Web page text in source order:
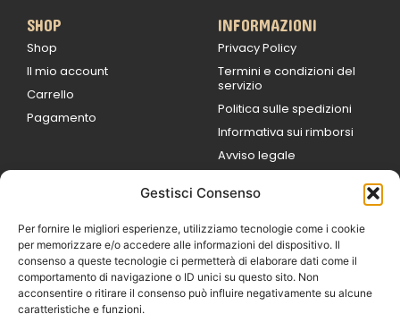
Gestisci Consenso
Per fornire le migliori esperienze, utilizziamo tecnologie come i cookie
per memorizzare e/o accedere alle informazioni del dispositivo. Il
consenso a queste tecnologie ci permetterà di elaborare dati come il
comportamento di navigazione o ID unici su questo sito. Non
acconsentire o ritirare il consenso può influire negativamente su alcune
caratteristiche e funzioni.
SHOP
Shop
Il mio account
Carrello
Pagamento
INFORMAZIONI
Privacy Policy
Termini e condizioni del
servizio
Politica sulle spedizioni
Informativa sui rimborsi
Avviso legale
9:00
Sabato 09:00 /
14:00
16:30 / 20:00
Domenica